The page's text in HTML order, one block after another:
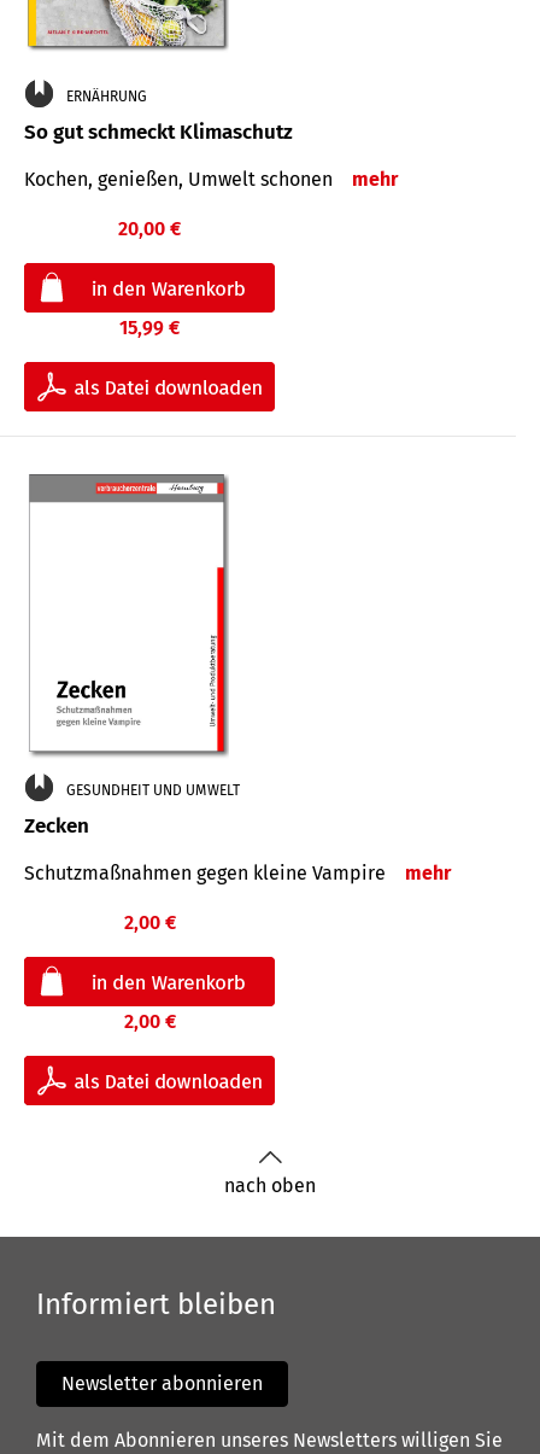
ERNÄHRUNG
So gut schmeckt Klimaschutz
Kochen, genießen, Umwelt schonen mehr
20,00 €
15,99 €
GESUNDHEIT UND UMWELT
Zecken
Schutz­maß­nahmen gegen kleine Vampire mehr
2,00 €
2,00 €
nach oben
Informiert bleiben
Newsletter abonnieren
Mit dem Abonnieren unseres Newsletters willigen Sie